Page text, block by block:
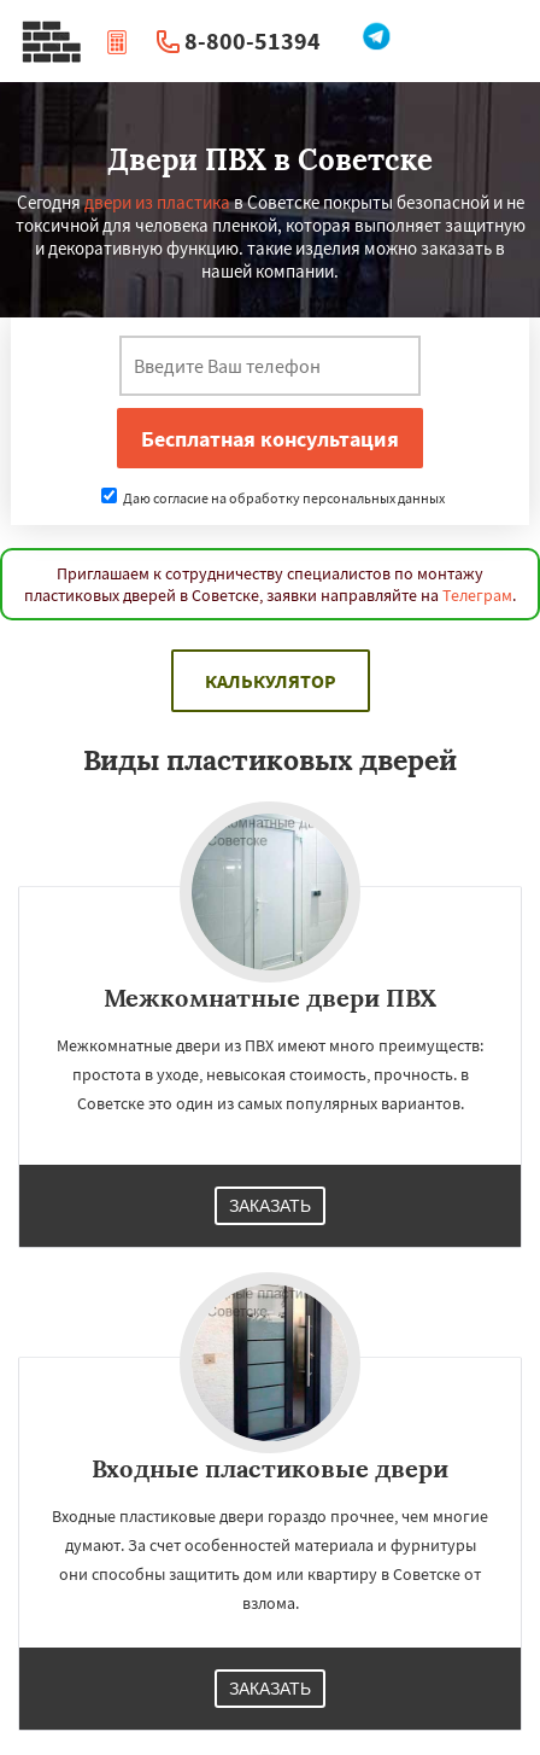
8-800-51394
| Перезвоните мне
Двери ПВХ в Советске
Сегоднядвери из пластикав Советске покрыты безопасной и не
токсичной для человека пленкой, которая выполняет защитную
и декоративную функцию. такие изделия можно заказать в
нашей компании.
Даю согласие на обработку персональных данных
Приглашаем к сотрудничеству специалистов по монтажу
пластиковых дверей в Советске, заявки направляйте на Телеграм.
КАЛЬКУЛЯТОР
Виды пластиковых дверей
Межкомнатные двери ПВХ
Межкомнатные двери из ПВХ имеют много преимуществ:
простота в уходе, невысокая стоимость, прочность. в
Советске это один из самых популярных вариантов.
ЗАКАЗАТЬ
Входные пластиковые двери
Входные пластиковые двери гораздо прочнее, чем многие
думают. За счет особенностей материала и фурнитуры
они способны защитить дом или квартиру в Советске от
взлома.
ЗАКАЗАТЬ